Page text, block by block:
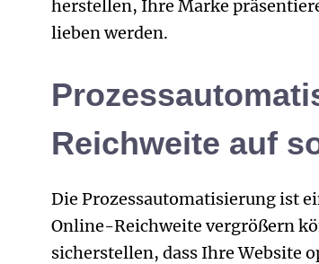
herstellen, Ihre Marke
lieben werden.
Reichweite auf
Die Prozessautomatisierungist
Online-Reichweite vergrößern
sicherstellen, dass Ihre Website